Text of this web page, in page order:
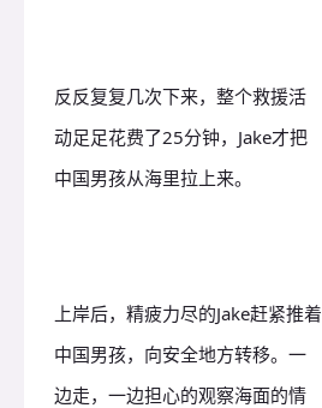
反反复复几次下来，整个救援活
动足足花费了25分钟，Jake才把
中国男孩从海里拉上来。
上岸后，精疲力尽的Jake赶紧推着
中国男孩，向安全地方转移。一
边走，一边担心的观察海面的情